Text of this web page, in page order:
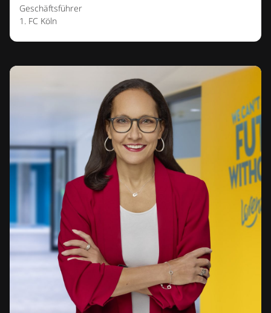
Geschäftsführer
1. FC Köln